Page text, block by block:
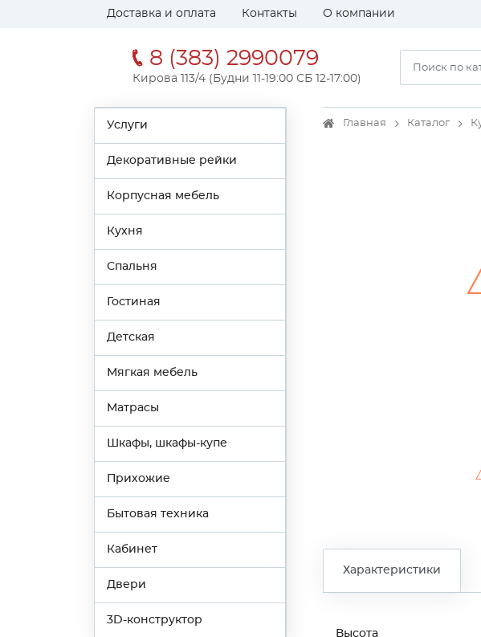
Доставка и оплата Контакты О компании
8 (383) 2990079
Кирова 113/4 (Будни 11-19:00 СБ 12-17:00)
Услуги
Декоративные рейки
Корпусная мебель
Кухня
Спальня
Гостиная
Детская
Мягкая мебель
Матрасы
Шкафы, шкафы-купе
Прихожие
Бытовая техника
Кабинет
Двери
3D-конструктор
Главная Каталог
Характеристики
Высота